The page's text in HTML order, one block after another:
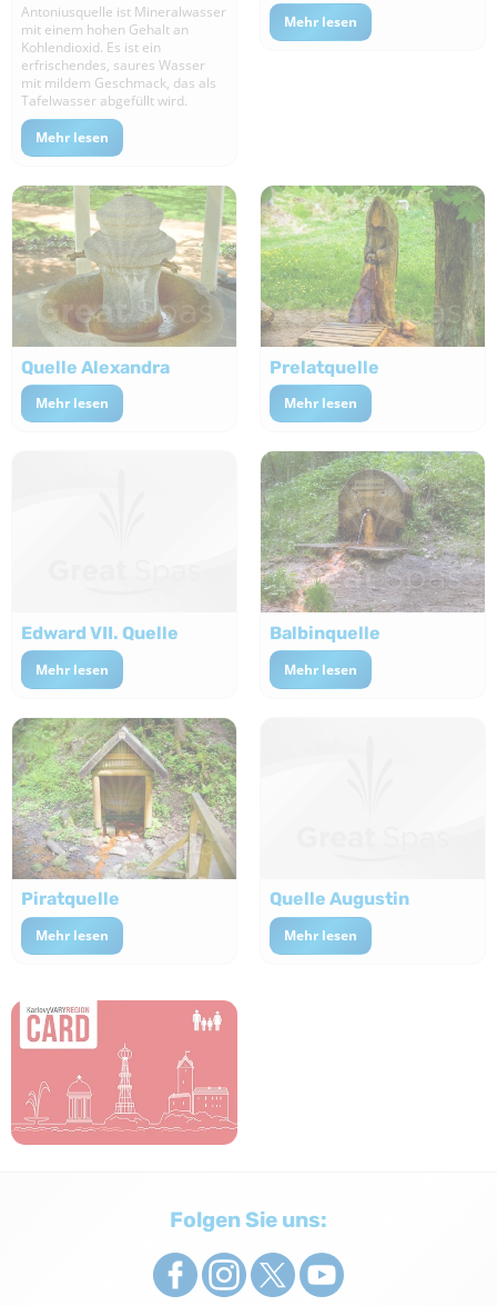
Antoniusquelle ist Mineralwasser
mit einem hohen Gehalt an
Kohlendioxid. Es ist ein
erfrischendes, saures Wasser
mit mildem Geschmack, das als
Tafelwasser abgefüllt wird.
Mehr lesen
Mehr lesen
Quelle Alexandra
Mehr lesen
Prelatquelle
Mehr lesen
Edward VII. Quelle
Mehr lesen
Balbinquelle
Mehr lesen
Piratquelle
Mehr lesen
Quelle Augustin
Mehr lesen
Folgen Sie uns: